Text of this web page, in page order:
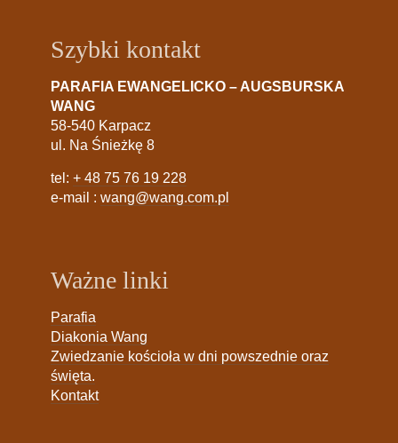
Szybki kontakt
PARAFIA EWANGELICKO – AUGSBURSKA
WANG
58-540 Karpacz
ul. Na Śnieżkę 8
tel: + 48 75 76 19 228
e-mail : wang@wang.com.pl
Ważne linki
Parafia
Diakonia Wang
Zwiedzanie kościoła w dni powszednie oraz
święta.
Kontakt